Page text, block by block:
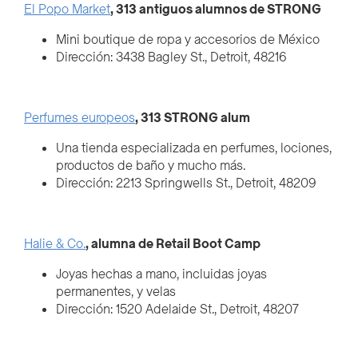
El Popo Market, 313 antiguos alumnos de STRONG
Mini boutique de ropa y accesorios de México
Dirección: 3438 Bagley St., Detroit, 48216
Perfumes europeos, 313 STRONG alum
Una tienda especializada en perfumes, lociones,
productos de baño y mucho más.
Dirección: 2213 Springwells St., Detroit, 48209
Halie & Co., alumna de Retail Boot Camp
Joyas hechas a mano, incluidas joyas
permanentes, y velas
Dirección: 1520 Adelaide St., Detroit, 48207